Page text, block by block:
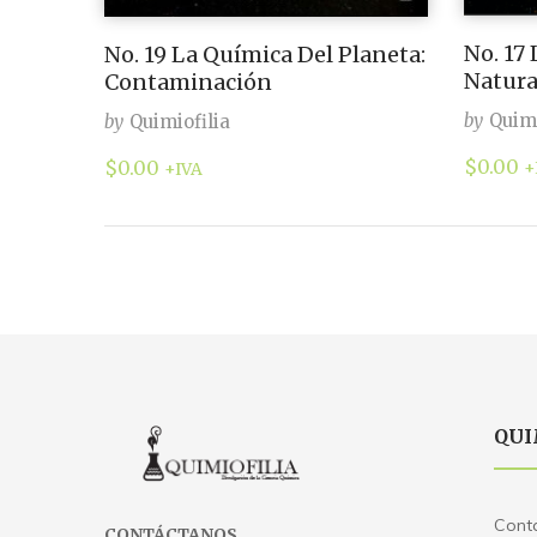
No. 19 La Química Del Planeta:
Contaminación
by Quimiofilia
$0.00 +IVA
No.
by
$0.00